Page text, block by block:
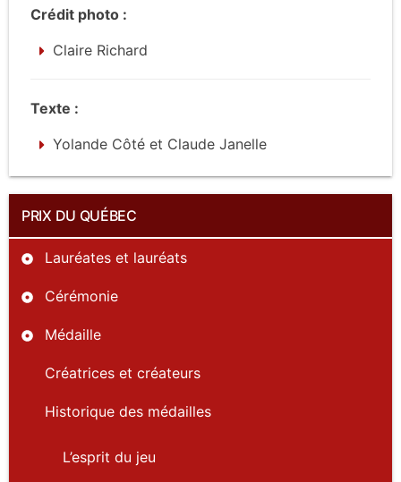
PRIX DU QUÉBEC
Lauréates et lauréats
Cérémonie
Médaille
Créatrices et créateurs
Historique des médailles
L’esprit du jeu
Crédit photo :
Claire Richard
Texte :
Yolande Côté et Claude Janelle